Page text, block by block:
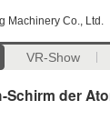
Machinery Co., Ltd.
VR-Show
Schirm der